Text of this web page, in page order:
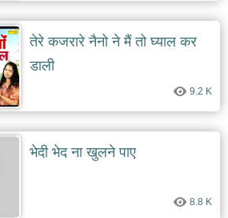
तेरे कजरारे नैनो ने मैं तो घ्याल कर
डाली
9.2 K
भेदी भेद ना खुलने पाए
8.8 K